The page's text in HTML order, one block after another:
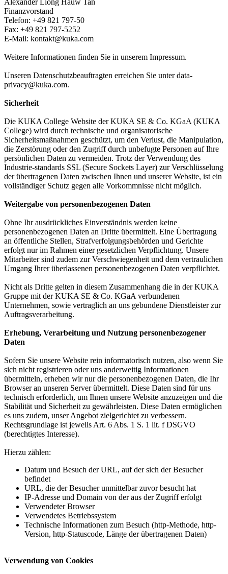
Alexander Liong Hauw Tan
Finanzvorstand
Telefon: +49 821 797-50
Fax: +49 821 797-5252
E-Mail: kontakt@kuka.com
Weitere Informationen finden Sie in unserem Impressum.
Unseren Datenschutzbeauftragten erreichen Sie unter data-
privacy@kuka.com.
Sicherheit
Die KUKA College Website der KUKA SE & Co. KGaA (KUKA
College) wird durch technische und organisatorische
Sicherheitsmaßnahmen geschützt, um den Verlust, die Manipulation,
die Zerstörung oder den Zugriff durch unbefugte Personen auf Ihre
persönlichen Daten zu vermeiden. Trotz der Verwendung des
Industrie-standards SSL (Secure Sockets Layer) zur Verschlüsselung
der übertragenen Daten zwischen Ihnen und unserer Website, ist ein
vollständiger Schutz gegen alle Vorkommnisse nicht möglich.
Weitergabe von personenbezogenen Daten
Ohne Ihr ausdrückliches Einverständnis werden keine
personenbezogenen Daten an Dritte übermittelt. Eine Übertragung
an öffentliche Stellen, Strafverfolgungsbehörden und Gerichte
erfolgt nur im Rahmen einer gesetzlichen Verpflichtung. Unsere
Mitarbeiter sind zudem zur Verschwiegenheit und dem vertraulichen
Umgang Ihrer überlassenen personenbezogenen Daten verpflichtet.
Nicht als Dritte gelten in diesem Zusammenhang die in der KUKA
Gruppe mit der KUKA SE & Co. KGaA verbundenen
Unternehmen, sowie vertraglich an uns gebundene Dienstleister zur
Auftragsverarbeitung.
Erhebung, Verarbeitung und Nutzung personenbezogener
Daten
Sofern Sie unsere Website rein informatorisch nutzen, also wenn Sie
sich nicht registrieren oder uns anderweitig Informationen
übermitteln, erheben wir nur die personenbezogenen Daten, die Ihr
Browser an unseren Server übermittelt. Diese Daten sind für uns
technisch erforderlich, um Ihnen unsere Website anzuzeigen und die
Stabilität und Sicherheit zu gewährleisten. Diese Daten ermöglichen
es uns zudem, unser Angebot zielgerichtet zu verbessern.
Rechtsgrundlage ist jeweils Art. 6 Abs. 1 S. 1 lit. f DSGVO
(berechtigtes Interesse).
Hierzu zählen:
Datum und Besuch der URL, auf der sich der Besucher
befindet
URL, die der Besucher unmittelbar zuvor besucht hat
IP-Adresse und Domain von der aus der Zugriff erfolgt
Verwendeter Browser
Verwendetes Betriebssystem
Technische Informationen zum Besuch (http-Methode, http-
Version, http-Statuscode, Länge der übertragenen Daten)
Verwendung von Cookies